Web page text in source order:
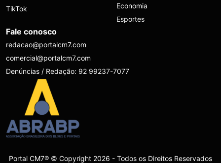
TikTok
Economia
Esportes
Fale conosco
redacao@portalcm7.com
comercial@portalcm7.com
Denúncias / Redação: 92 99237-7077
Portal CM7® © Copyright 2026 - Todos os Direitos Reservados